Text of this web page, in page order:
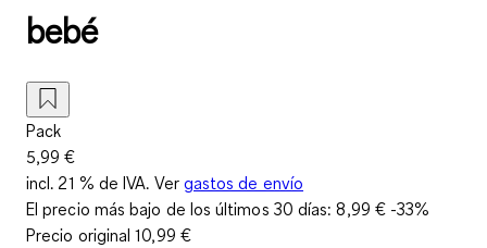
bebé
Pack
5,99 €
incl. 21 % de IVA. Ver gastos de envío
El precio más bajo de los últimos 30 días:8,99 €-33%
Precio original10,99 €